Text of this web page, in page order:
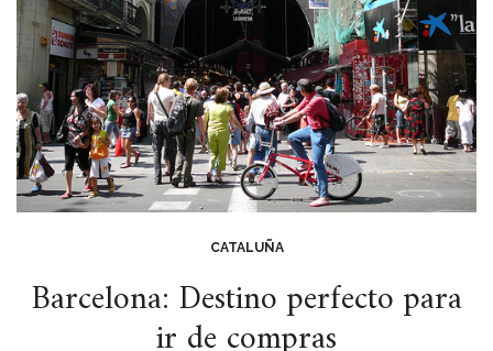
CATALUÑA
Barcelona: Destino perfecto para